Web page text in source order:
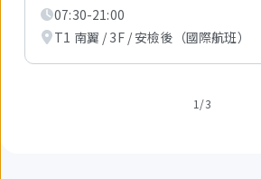
07:30-21:00
T1 南翼 / 3F / 安檢後（國際航班）
1/3